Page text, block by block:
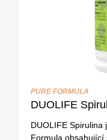
PURE FORMULA
DUOLIFE
DUOLIFE Spirulina
Formula obsahující